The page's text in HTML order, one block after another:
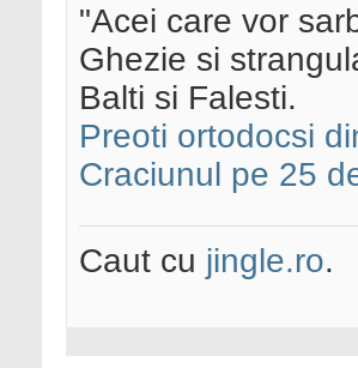
"Acei care vor
Ghezie si
Balti si Falesti.
Preoti ortodocsi
Craciunul pe 25
Caut cu jingle.ro.